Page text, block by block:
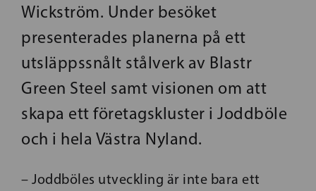
Wickström. Under besöket
presenterades planerna på ett
utsläppssnålt stålverk av Blastr
Green Steel samt visionen om att
skapa ett företagskluster i Joddböle
och i hela Västra Nyland.
– Joddböles utveckling är inte bara ett